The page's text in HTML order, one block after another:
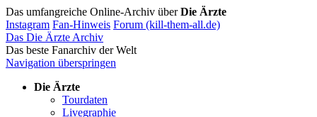
Das umfangreiche Online-Archiv überDie Ärzte
Instagram Fan-Hinweis Forum (kill-them-all.de)
Das Die Ärzte Archiv
Das beste Fanarchiv der Welt
Navigation überspringen
Die Ärzte
Tourdaten
Livegraphie